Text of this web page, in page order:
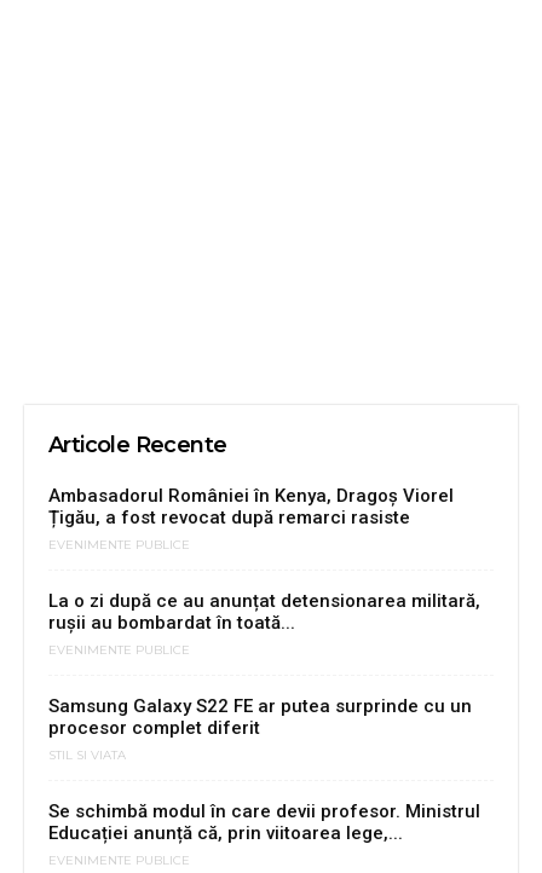
Articole Recente
Ambasadorul României în Kenya, Dragoș Viorel
Țigău, a fost revocat după remarci rasiste
EVENIMENTE PUBLICE
La o zi după ce au anunțat detensionarea militară,
rușii au bombardat în toată...
EVENIMENTE PUBLICE
Samsung Galaxy S22 FE ar putea surprinde cu un
procesor complet diferit
STIL SI VIATA
Se schimbă modul în care devii profesor. Ministrul
Educației anunță că, prin viitoarea lege,...
EVENIMENTE PUBLICE